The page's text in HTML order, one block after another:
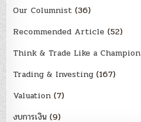
Our Columnist (36)
Recommended Article (52)
Think & Trade Like a Champion
Trading & Investing (167)
Valuation (7)
งบการเงิน (9)